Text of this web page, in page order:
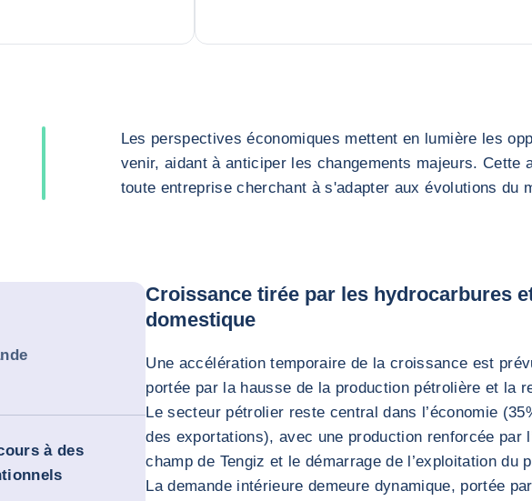
Les perspectives économiques mettent en lumière les
venir, aidant à anticiper les changements majeurs. Cette
toute entreprise cherchant à s'adapter aux évolutions du
à des
Croissance tirée par les hydrocarbures
domestique
Une accélération temporaire de la croissance est
portée par la hausse de la production pétrolière et la
Le secteur pétrolier reste central dans l’économie
des exportations), avec une production renforcée par
champ de Tengiz et le démarrage de l’exploitation du
La demande intérieure demeure dynamique, portée